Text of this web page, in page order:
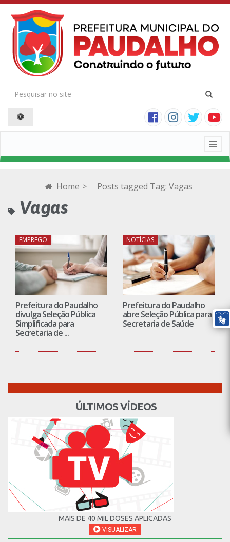
Home > Posts tagged Tag: Vagas
Vagas
EMPREGO
Prefeitura do Paudalho
divulga Seleção Pública
Simplificada para
Secretaria de ...
NOTÍCIAS
Prefeitura do Paudalho
abre Seleção Pública para
Secretaria de Saúde
ÚLTIMOS VÍDEOS
MAIS DE 40 MIL DOSES APLICADAS
VISUALIZAR